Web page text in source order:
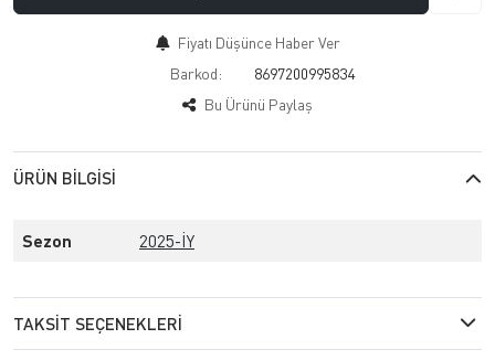
Fiyatı Düşünce Haber Ver
Barkod:
8697200995834
Bu Ürünü Paylaş
ÜRÜN BILGISI
Sezon 2025-İY
TAKSIT SEÇENEKLERI